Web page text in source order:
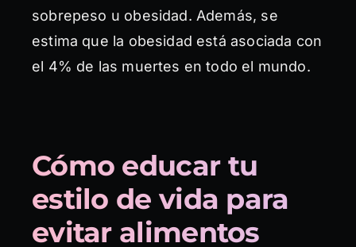
sobrepeso u obesidad. Además, se
estima que la obesidad está asociada con
el 4% de las muertes en todo el mundo.
Cómo educar tu
estilo de vida para
evitar alimentos